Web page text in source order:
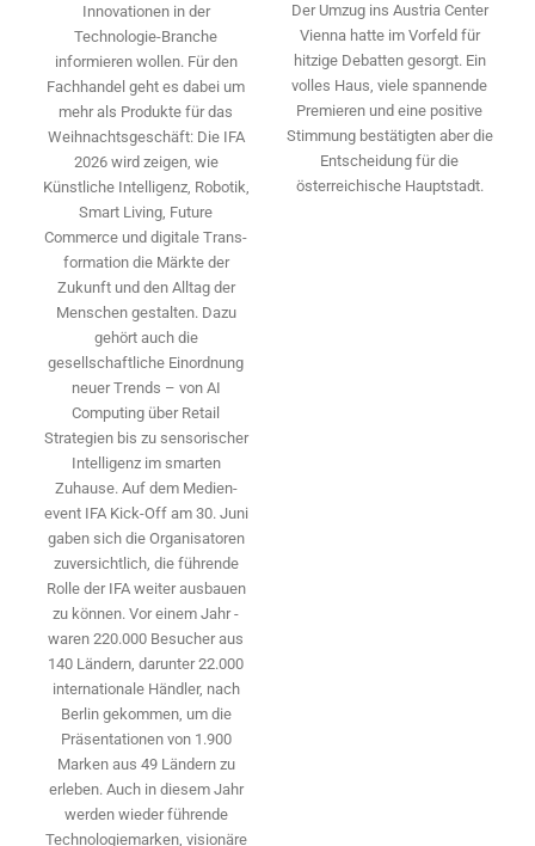
Innovationen in der
Technologie-­Branche
informieren wollen. Für den
Fachhandel geht es dabei um
mehr als Produkte für das
Weihnachtsgeschäft: Die IFA
2026 wird ­zeigen, wie
Künstliche Intelligenz, Robotik,
Smart Living, Future
Commerce und digitale Trans­
formation die Märkte der
Zukunft und den Alltag der
Menschen gestalten. Dazu
gehört auch die
gesellschaftliche Einordnung
neuer Trends – von AI
Computing über Retail
Strategien bis zu sensorischer
Intelligenz im smarten
Zuhause. Auf dem Medien­
event IFA Kick-Off am 30. Juni
gaben sich die Organisatoren
zuversichtlich, die führende
Rolle der IFA weiter ausbauen
zu können. Vor einem Jahr ­
waren 220.000 Besucher aus
140 ­Ländern, ­darunter 22.000
internationale Händler, nach
Berlin gekommen, um die
Präsen­tationen von 1.900
Marken aus 49 Ländern zu
erleben. Auch in diesem Jahr
werden wieder führende
Technologiemarken, visionäre
Der Umzug ins Austria Center
Vienna hatte im Vorfeld für
hitzige Debatten gesorgt. Ein
volles Haus, viele spannende
Premieren und eine positive
Stimmung bestätigten aber die
Entscheidung für die
österreichische Hauptstadt.